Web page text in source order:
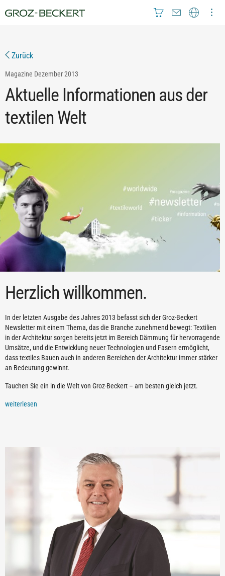
Zurück
Magazine Dezember 2013
Aktuelle Informationen aus der
textilen Welt
Herzlich willkommen.
In der letzten Ausgabe des Jahres 2013 befasst sich der Groz-Beckert
Newsletter mit einem Thema, das die Branche zunehmend bewegt: Textilien
in der Architektur sorgen bereits jetzt im Bereich Dämmung für hervorragende
Umsätze, und die Entwicklung neuer Technologien und Fasern ermöglicht,
dass textiles Bauen auch in anderen Bereichen der Architektur immer stärker
an Bedeutung gewinnt.
Tauchen Sie ein in die Welt von Groz-Beckert – am besten gleich jetzt.
weiterlesen